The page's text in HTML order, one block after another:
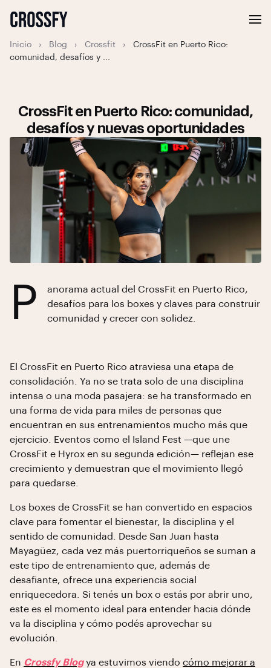
Inicio › Blog › Crossfit ›
CrossFit en Puerto Rico:
comunidad, desafíos y ...
CrossFit en Puerto Rico: comunidad,
desafíos y nuevas oportunidades
P
anorama actual del CrossFit en Puerto Rico,
desafíos para los boxes y claves para construir
comunidad y crecer con solidez.
El CrossFit en Puerto Rico atraviesa una etapa de
consolidación. Ya no se trata solo de una disciplina
intensa o una moda pasajera: se ha transformado en
una forma de vida para miles de personas que
encuentran en sus entrenamientos mucho más que
ejercicio. Eventos como el Island Fest —que une
CrossFit e Hyrox en su segunda edición— reflejan ese
crecimiento y demuestran que el movimiento llegó
para quedarse.
Los boxes de CrossFit se han convertido en espacios
clave para fomentar el bienestar, la disciplina y el
sentido de comunidad. Desde San Juan hasta
Mayagüez, cada vez más puertorriqueños se suman a
este tipo de entrenamiento que, además de
desafiante, ofrece una experiencia social
enriquecedora. Si tenés un box o estás por abrir uno,
este es el momento ideal para entender hacia dónde
va la disciplina y cómo podés aprovechar su
evolución.
En Crossfy Blogya estuvimos viendo cómo mejorar a